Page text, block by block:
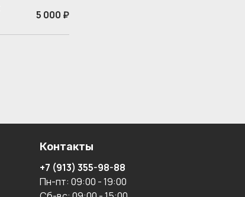
5 000 ₽
Контакты
+7 (913) 355-98-88
Пн-пт: 09:00 - 19:00